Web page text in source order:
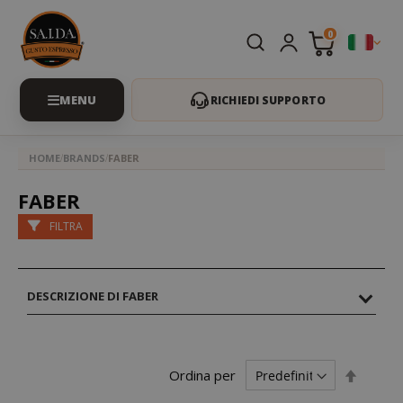
0
RICHIEDI SUPPORTO
HOME BRANDS FABER
FABER
DESCRIZIONE DI FABER
Ordina per
FILTRA